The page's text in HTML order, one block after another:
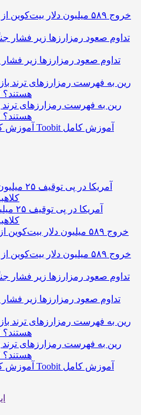
خروج ۵۸۹ میلیون دلار
تداوم صعود رمزارزها زیر
رین به فهرست رمزارزهای ترند
پشت صعود قیمت RAIN هستند؟
آموزش کامل
خروج ۵۸۹ میلیون دلار
تداوم صعود رمزارزها زیر
رین به فهرست رمزارزهای ترند
پشت صعود قیمت RAIN هستند؟
آموزش کامل